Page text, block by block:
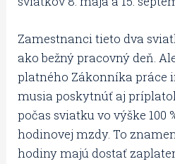
Zamestnanci tieto dva
ako bežný pracovný deň.
platného Zákonníka práce
musia poskytnúť aj
počas sviatku vo výške 100
hodinovej mzdy. To
hodiny majú dostať